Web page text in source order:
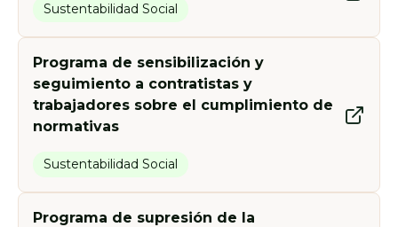
Sustentabilidad Social
Programa de sensibilización y
seguimiento a contratistas y
trabajadores sobre el cumplimiento de
normativas
Sustentabilidad Social
Programa de supresión de la